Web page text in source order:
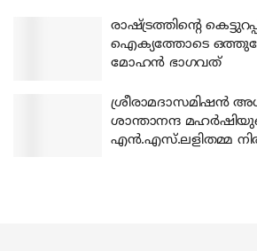
രാഷ്ട്രത്തിന്റെ
ഐക്യത്തോടെ
മോഹന്‍ ഭാഗവത്
ശ്രീരാമദാസമിഷന്‍
ശാന്താനന്ദ
എന്‍.എസ്.ലളിതമ്മ